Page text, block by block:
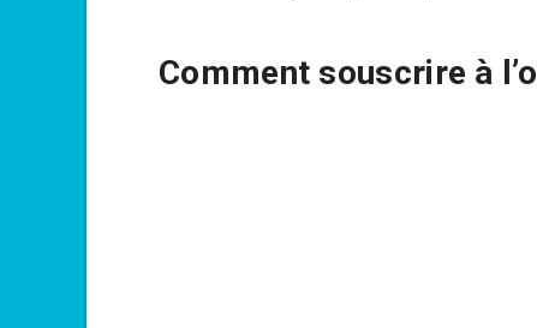
Comment souscrire à